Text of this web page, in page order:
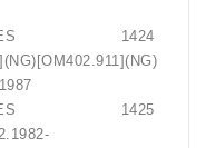
& BUSES 1424
& BUSES 1425